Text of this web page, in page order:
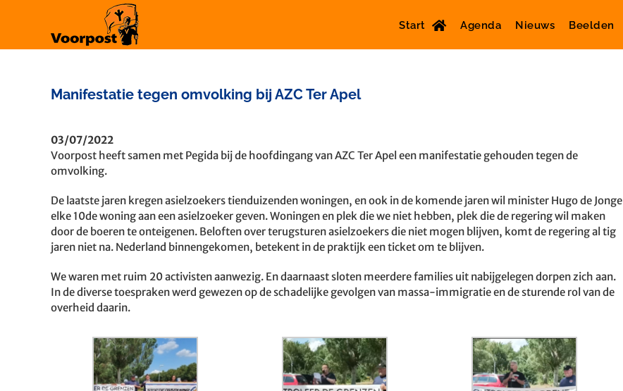
Start Agenda Nieuws Beelden
Manifestatie tegen omvolking bij AZC Ter Apel
03/07/2022
Voorpost heeft samen met Pegida bij de hoofdingang van AZC Ter Apel een manifestatie gehouden tegen de
omvolking.
De laatste jaren kregen asielzoekers tienduizenden woningen, en ook in de komende jaren wil minister Hugo de Jonge
elke 10de woning aan een asielzoeker geven. Woningen en plek die we niet hebben, plek die de regering wil maken
door de boeren te onteigenen. Beloften over terugsturen asielzoekers die niet mogen blijven, komt de regering al tig
jaren niet na. Nederland binnengekomen, betekent in de praktijk een ticket om te blijven.
We waren met ruim 20 activisten aanwezig. En daarnaast sloten meerdere families uit nabijgelegen dorpen zich aan.
In de diverse toespraken werd gewezen op de schadelijke gevolgen van massa-immigratie en de sturende rol van de
overheid daarin.